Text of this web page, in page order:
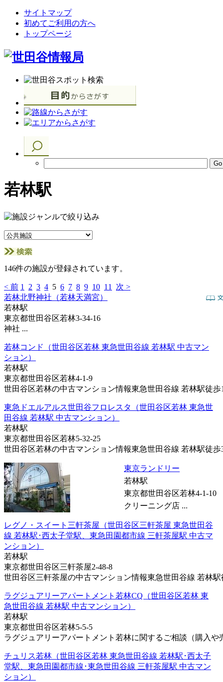
サイトマップ
初めてご利用の方へ
トップページ
若林駅
146件の施設が登録されています。
< 前 1 2 3 4 5 6 7 8 9 10 11
次 >
若林北野神社（若林天満宮）
若林駅
東京都世田谷区若林3-34-16
神社 ...
若林コンド（世田谷区若林 東急世田谷線 若林駅 中古マン
ション）
若林駅
東京都世田谷区若林4-1-9
世田谷区若林の中古マンション情報東急世田谷線 若林駅徒歩
東急ドエルアルス世田谷フロレスタ（世田谷区若林 東急世
田谷線 若林駅 中古マンション）
若林駅
東京都世田谷区若林5-32-25
世田谷区若林の中古マンション情報東急世田谷線 若林駅徒歩
東京ランドリー
若林駅
東京都世田谷区若林4-1-10
クリーニング店 ...
レグノ・スイート三軒茶屋（世田谷区三軒茶屋 東急世田谷
線 若林駅･西太子堂駅、東急田園都市線 三軒茶屋駅 中古マ
ンション）
若林駅
東京都世田谷区三軒茶屋2-48-8
世田谷区三軒茶屋の中古マンション情報東急世田谷線 若林駅
ラグジュアリーアパートメント若林CQ（世田谷区若林 東
急世田谷線 若林駅 中古マンション）
若林駅
東京都世田谷区若林5-5-5
ラグジュアリーアパートメント若林に関するご相談（購入や
チュリス若林（世田谷区若林 東急世田谷線 若林駅･西太子
堂駅、東急田園都市線･東急世田谷線 三軒茶屋駅 中古マン
ション）